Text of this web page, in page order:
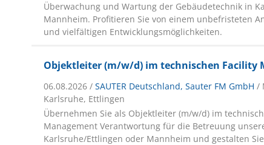
Überwachung und Wartung der Gebäudetechnik in
Mannheim. Profitieren Sie von einem unbefristeten
und vielfältigen Entwicklungsmöglichkeiten.
Objektleiter (m/w/d) im technischen Facility
06.08.2026 /SAUTER Deutschland, Sauter FM GmbH /
Karlsruhe, Ettlingen
Übernehmen Sie als Objektleiter (m/w/d) im
Management Verantwortung für die Betreuung
Karlsruhe/Ettlingen oder Mannheim und gestalten